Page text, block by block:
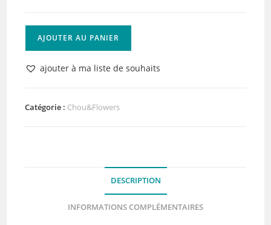
Pochoir
Ancre
Souvenirs
AJOUTER AU PANIER
ajouter à ma liste de souhaits
Catégorie : Chou&Flowers
DESCRIPTION
INFORMATIONS COMPLÉMENTAIRES